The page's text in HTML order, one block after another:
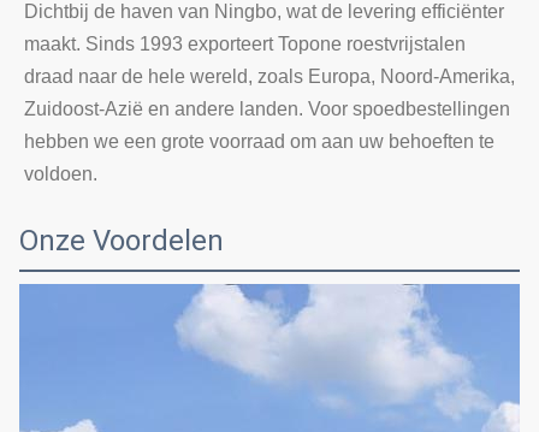
Dichtbij de haven van Ningbo, wat de levering efficiënter
maakt. Sinds 1993 exporteert Topone roestvrijstalen
draad naar de hele wereld, zoals Europa, Noord-Amerika,
Zuidoost-Azië en andere landen. Voor spoedbestellingen
hebben we een grote voorraad om aan uw behoeften te
voldoen.
Onze Voordelen